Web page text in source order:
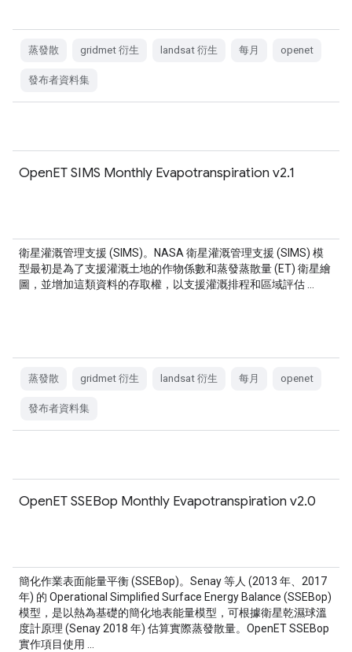
蒸發散 gridmet 衍生 landsat 衍生 每月 openet
發布者資料集
OpenET SIMS Monthly Evapotranspiration v2.1
衛星灌溉管理支援 (SIMS)。NASA 衛星灌溉管理支援 (SIMS) 模
型最初是為了支援灌溉土地的作物係數和蒸發蒸散量 (ET) 衛星繪
圖，並增加這類資料的存取權，以支援灌溉排程和區域評估 …
蒸發散 gridmet 衍生 landsat 衍生 每月 openet
發布者資料集
OpenET SSEBop Monthly Evapotranspiration v2.0
簡化作業表面能量平衡 (SSEBop)。Senay 等人 (2013 年、2017
年) 的 Operational Simplified Surface Energy Balance (SSEBop)
模型，是以熱為基礎的簡化地表能量模型，可根據衛星乾濕球溫
度計原理 (Senay 2018 年) 估算實際蒸發散量。OpenET SSEBop
實作項目使用 …